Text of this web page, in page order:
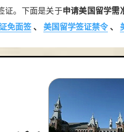
证。下面是关于申请美国留学需
免面签 、 美国留学签证禁令 、